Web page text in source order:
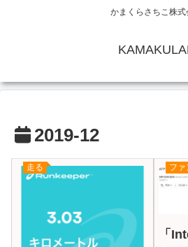
かまくらさちこ株式
2019-12
走る フ
「